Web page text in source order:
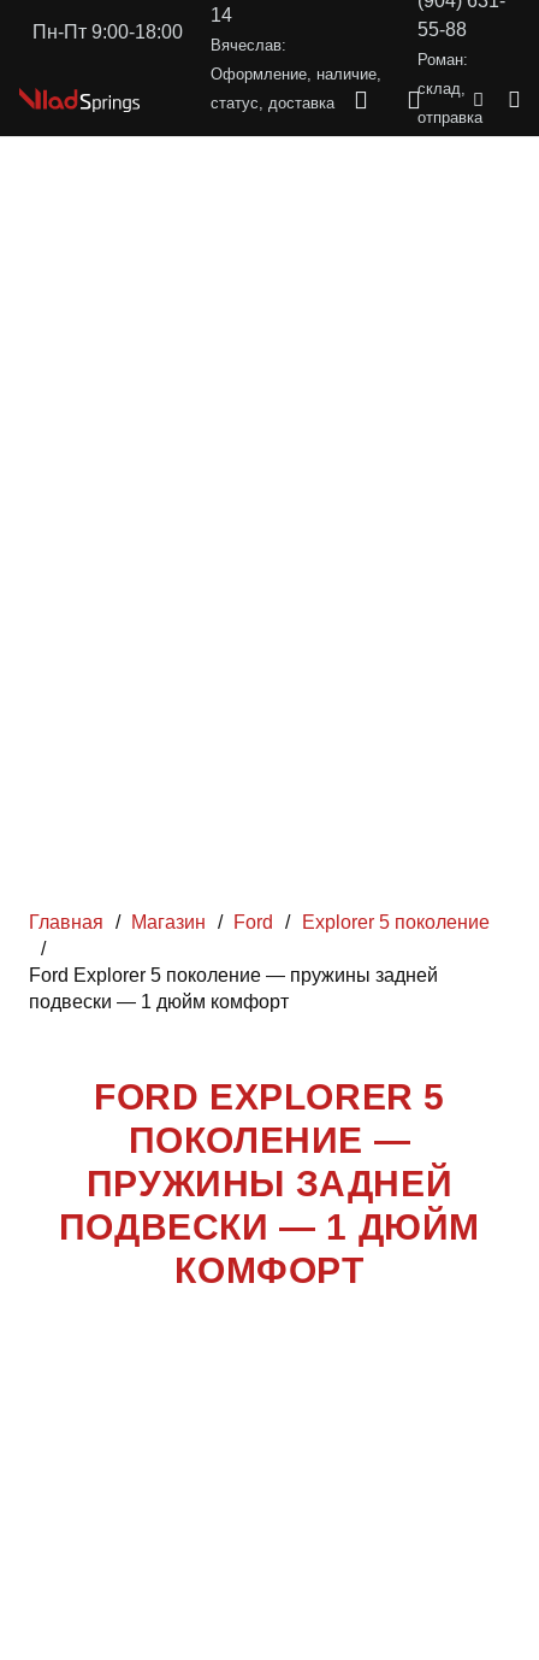
Пн-Пт 9:00-18:00
14
Вячеслав:
Оформление, наличие,
статус, доставка
55-88
Роман:
склад,
отправка
Главная / Магазин / Ford /
Explorer 5 поколение
/
Ford Explorer 5 поколение — пружины задней
подвески — 1 дюйм комфорт
FORD EXPLORER 5
ПОКОЛЕНИЕ —
ПРУЖИНЫ ЗАДНЕЙ
ПОДВЕСКИ — 1 ДЮЙМ
КОМФОРТ